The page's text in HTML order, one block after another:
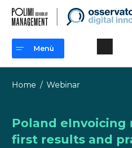
contenuto
Menù
Menù
Home / Webinar
Poland eInvoicing
first results and